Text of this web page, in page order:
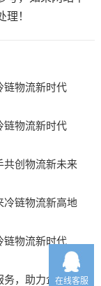
！
链物流新时代
链物流新时代
共创物流新未来
冷链物流新高地
链物流新时代
务，助力企业发展
在线客服